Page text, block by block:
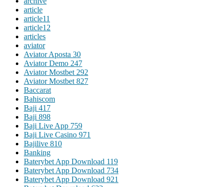
article
article11
article12
articles
aviator
Aviator Aposta 30
Aviator Demo 247
Aviator Mostbet 292
Aviator Mostbet 827
Baccarat
Bahiscom
Baji 417
Baji 898
Baji Live App 759
Baji Live Casino 971
Bajilive 810
Banking
Baterybet App Download 119
Baterybet App Download 734
Baterybet App Download 921